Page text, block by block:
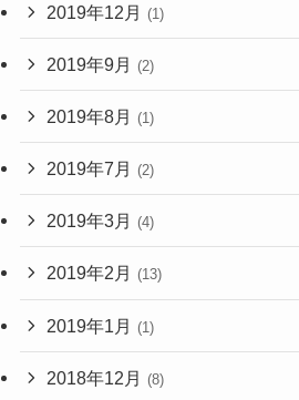
2019年12月 (1)
2019年9月 (2)
2019年8月 (1)
2019年7月 (2)
2019年3月 (4)
2019年2月 (13)
2019年1月 (1)
2018年12月 (8)